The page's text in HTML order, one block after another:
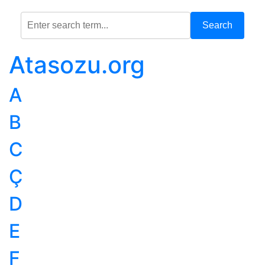
Search
Atasozu.org
A
B
C
Ç
D
E
F